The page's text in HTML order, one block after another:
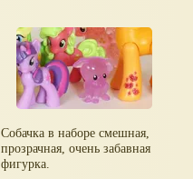
Собачка в наборе смешная,
прозрачная, очень забавная
фигурка.